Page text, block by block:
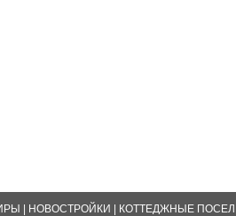
НОВОСТРОЙКИ КОТТЕДЖНЫЕ